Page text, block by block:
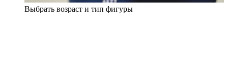
Выбрать возраст и тип фигуры